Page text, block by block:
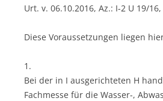
Urt. v. 06.10.2016, Az.: I-2 U 19/16,
Diese Voraussetzungen liegen
1.
Bei der in I ausgerichteten H
Fachmesse für die Wasser-,